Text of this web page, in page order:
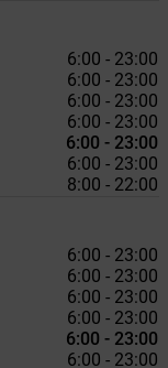
6:00 - 23:00
6:00 - 23:00
6:00 - 23:00
6:00 - 23:00
6:00 - 23:00
6:00 - 23:00
8:00 - 22:00
6:00 - 23:00
6:00 - 23:00
6:00 - 23:00
6:00 - 23:00
6:00 - 23:00
6:00 - 23:00